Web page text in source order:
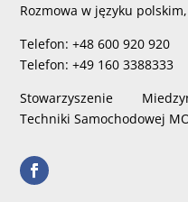
Rozmowa w języku
Telefon: +48 600 920 920
Telefon: +49 160 3388333
Stowarzyszenie
Techniki Samochodowej